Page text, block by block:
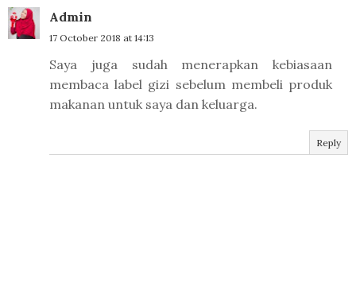
Admin
17 October 2018 at 14:13
Saya juga sudah menerapkan kebiasaan
membaca label gizi sebelum membeli produk
makanan untuk saya dan keluarga.
Reply